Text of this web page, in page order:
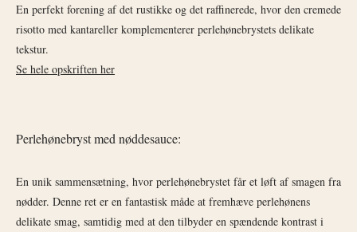
En perfekt forening af det rustikke og det raffinerede, hvor den cremede
risotto med kantareller komplementerer perlehønebrystets delikate
tekstur.
Se hele opskriften her
Perlehønebryst med nøddesauce:
En unik sammensætning, hvor perlehønebrystet får et løft af smagen fra
nødder. Denne ret er en fantastisk måde at fremhæve perlehønens
delikate smag, samtidig med at den tilbyder en spændende kontrast i